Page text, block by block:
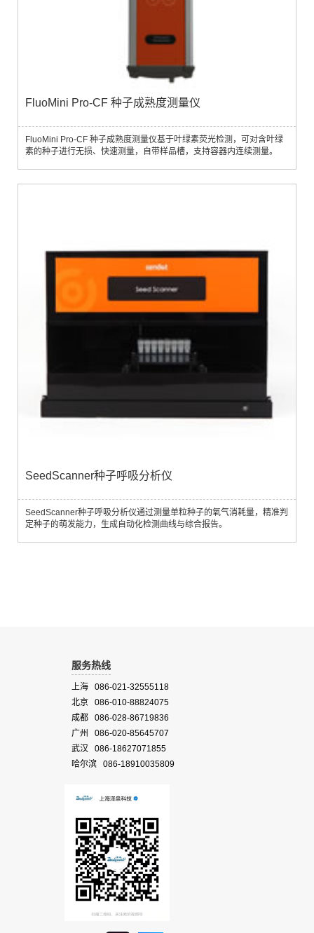
FluoMini Pro-CF 种子成熟度测量仪
FluoMini Pro-CF 种子成熟度测量仪基于叶绿素荧光检测，可对含叶绿
素的种子进行无损、快速测量，自带样品槽，支持容器内连续测量。
SeedScanner种子呼吸分析仪
SeedScanner种子呼吸分析仪通过测量单粒种子的氧气消耗量，精准判
定种子的萌发能力，生成自动化检测曲线与综合报告。
服务热线
上海 086-021-32555118
北京 086-010-88824075
成都 086-028-86719836
广州 086-020-85645707
武汉 086-18627071855
哈尔滨 086-18910035809